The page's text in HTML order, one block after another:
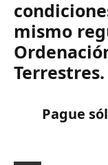
mismo
Terrestres.
Pague